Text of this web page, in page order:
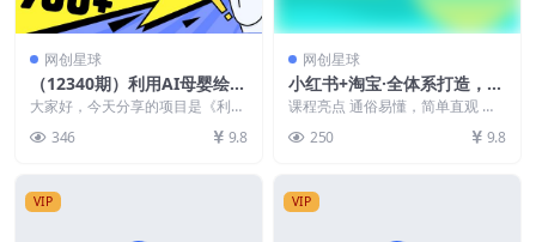
网创星球
（12340期）利用AI母婴绘本
引流，私域变现日入700+
（教程+素材）
大家好，今天分享的项目是《利用
上手 日入700...
346 9.8
网创星球
小红书+淘宝·全体系打造，流
程超详细拆解分析设计，82
节实战课程
课程亮点 通俗易懂，简单直观 幽
人群 新手商家、电...
250 9.8
VIP VIP